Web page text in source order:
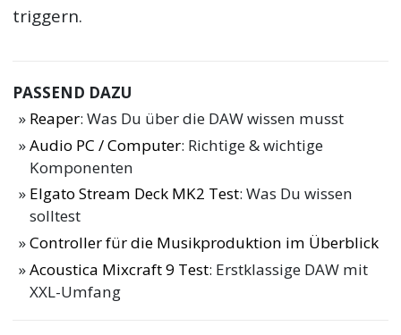
triggern.
PASSEND DAZU
Reaper: Was Du über die DAW wissen musst
Audio PC / Computer: Richtige & wichtige
Komponenten
Elgato Stream Deck MK2 Test: Was Du wissen
solltest
Controller für die Musikproduktion im Überblick
Acoustica Mixcraft 9 Test: Erstklassige DAW mit
XXL-Umfang